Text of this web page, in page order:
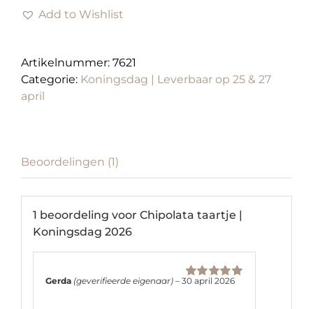
|
aantal
Add to Wishlist
Artikelnummer: 7621
Categorie: Koningsdag | Leverbaar op 25 & 27
april
Beoordelingen (1)
1 beoordeling voor Chipolata taartje |
Koningsdag 2026
Waardering
Gerda (geverifieerde eigenaar) – 30 april 2026